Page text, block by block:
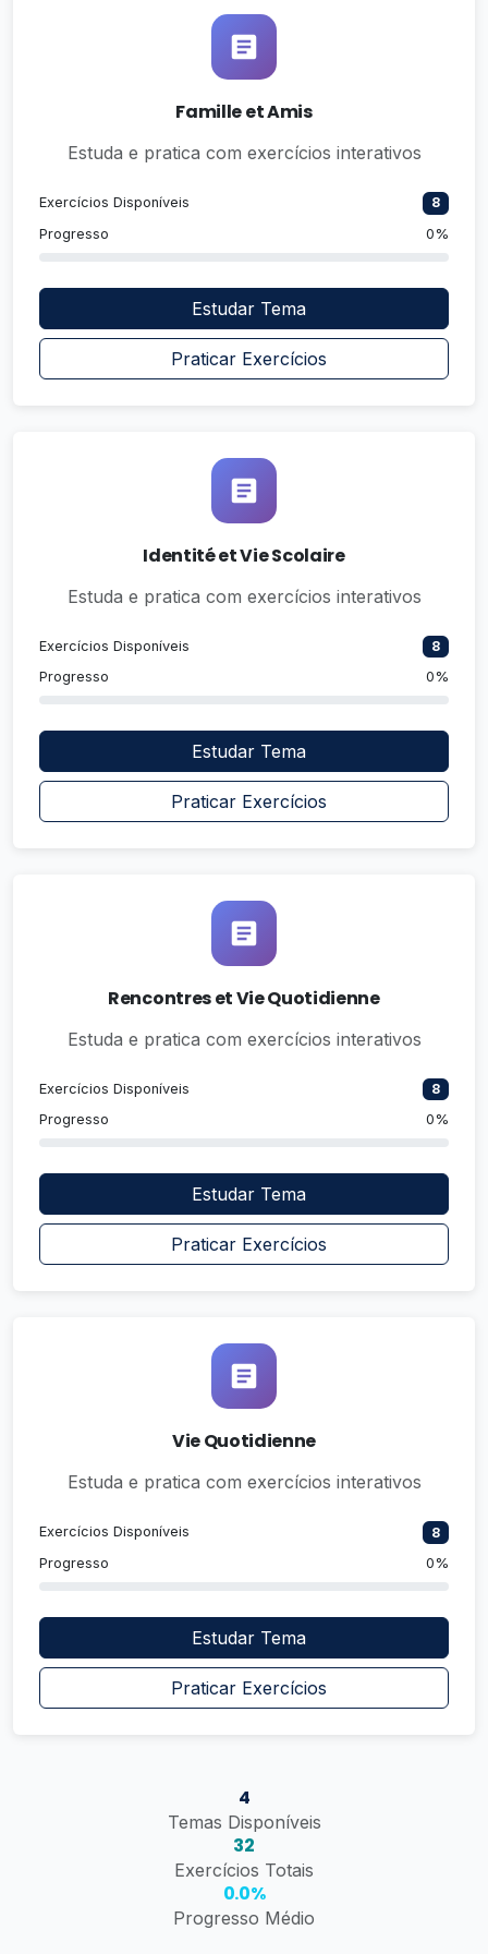
Famille et Amis
Estuda e pratica com exercícios interativos
Exercícios Disponíveis
8
Progresso
0%
Estudar Tema
Praticar Exercícios
Identité et Vie Scolaire
Estuda e pratica com exercícios interativos
Exercícios Disponíveis
8
Progresso
0%
Estudar Tema
Praticar Exercícios
Rencontres et Vie Quotidienne
Estuda e pratica com exercícios interativos
Exercícios Disponíveis
8
Progresso
0%
Estudar Tema
Praticar Exercícios
Vie Quotidienne
Estuda e pratica com exercícios interativos
Exercícios Disponíveis
8
Progresso
0%
Estudar Tema
Praticar Exercícios
4
Temas Disponíveis
32
Exercícios Totais
0.0%
Progresso Médio